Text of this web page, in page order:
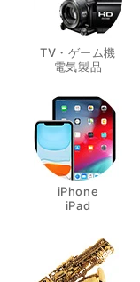
TV・ゲーム機
電気製品
iPhone
iPad